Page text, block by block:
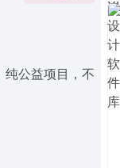
公益项目，不